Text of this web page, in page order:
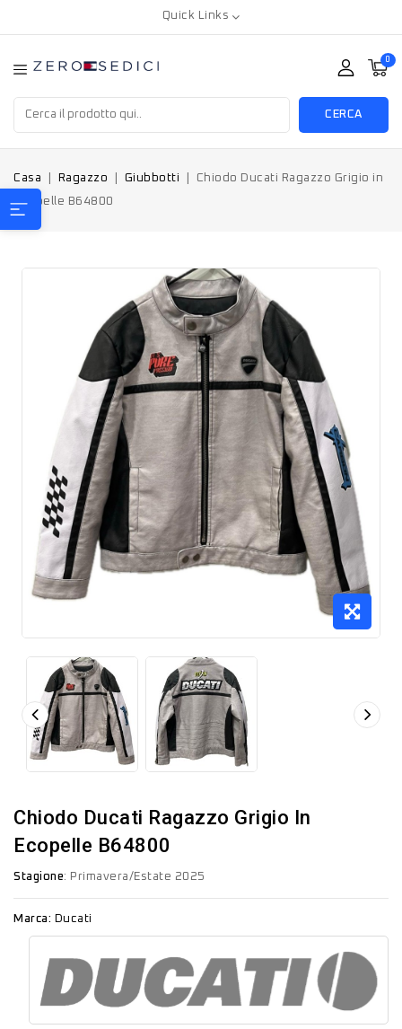
Quick Links
0
CERCA
Casa Ragazzo Giubbotti
Chiodo Ducati Ragazzo Grigio in
ecopelle B64800
Chiodo Ducati Ragazzo Grigio In
Ecopelle B64800
Stagione: Primavera/Estate 2025
Marca: Ducati